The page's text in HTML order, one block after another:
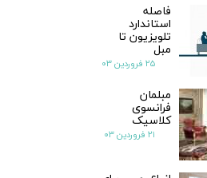
فاصله
استاندارد
تلویزیون تا
مبل
۲۵ فروردین ۰۳
مبلمان
فرانسوی
کلاسیک
۲۱ فروردین ۰۳